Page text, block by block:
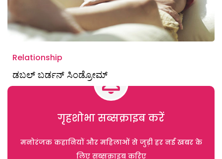
Relationship
ಡಬಲ್ ಬರ್ಡನ್‌ ಸಿಂಡ್ರೋಮ್
गृहशोभा सब्सक्राइब करें
मनोरंजक कहानियों और महिलाओं से जुड़ी हर नई खबर के
लिए सब्सक्राइब करिए